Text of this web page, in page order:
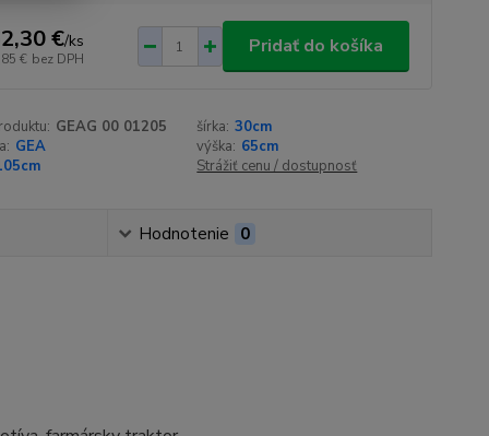
€/ks
€ bez DPH
Pridať do košíka
GEAG 00 01205 šírka: 30cm
GEA výška: 65cm
Strážiť cenu / dostupnosť
Hodnotenie 0